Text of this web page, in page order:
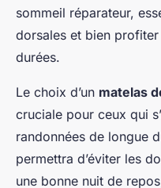
sommeil réparateur,
dorsales et bien
durées.
Le choix d’un matelas
cruciale pour ceux qui
randonnées de longue
permettra d’éviter les
une bonne nuit de